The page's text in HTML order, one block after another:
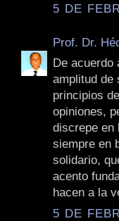
5 DE
Prof. Dr.
De acuerdo
amplitud de
principios
opiniones,
discrepe en
siempre en
solidario,
acento
hacen a la
5 DE